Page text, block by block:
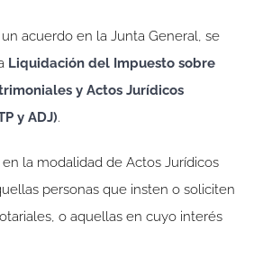
acuerdo en la Junta General, se
Liquidación del Impuesto sobre
y Actos Jurídicos
y ADJ).
la modalidad de Actos Jurídicos
personas que insten o soliciten
o aquellas en cuyo interés